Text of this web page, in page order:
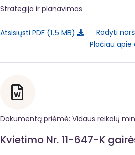
Strategija ir planavimas
Atsisiųsti PDF 1.5 MB
Rodyti
Plačiau
Dokumentą priėmė: Vidaus reikalų
Kvietimo Nr. 11-647-K